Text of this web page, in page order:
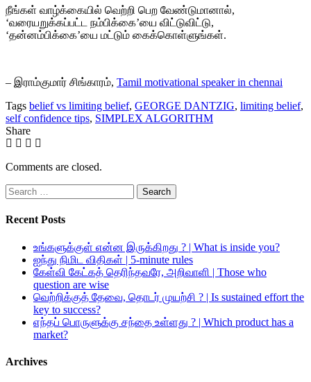
நீங்கள் வாழ்க்கையில் வெற்றி பெற வேண்டுமானால்,
‘வரையறுக்கப்பட்ட நம்பிக்கை’யை விட்டுவிட்டு,
‘தன்னம்பிக்கை’யை மட்டும் கைக்கொள்ளுங்கள்.
– இராம்குமார் சிங்காரம், Tamil motivational speaker in chennai
Tags belief vs limiting belief, GEORGE DANTZIG, limiting belief,
self confidence tips, SIMPLEX ALGORITHM
Share
Comments are closed.
Search
for:
Recent Posts
உங்களுக்குள் என்ன இருக்கிறது ? | What is inside you?
ஐந்து நிமிட விதிகள் | 5-minute rules
கேள்வி கேட்கத் தெரிந்தவரே, அறிவாளி | Those who
question are wise
வெற்றிக்குத் தேவை, தொடர் முயற்சி ? | Is sustained effort the
key to success?
எந்தப் பொருளுக்கு சந்தை உள்ளது ? | Which product has a
market?
Archives